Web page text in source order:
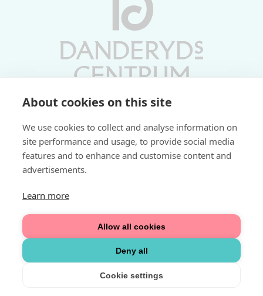
About cookies on this site
We use cookies to collect and analyse information on
site performance and usage, to provide social media
features and to enhance and customise content and
advertisements.
Learn more
Allow all cookies
Deny all
Cookie settings
Söndagar 11-17 | Livs 07-22
Fri parkering i P-hus:
Välkommen
Integritetspolicy